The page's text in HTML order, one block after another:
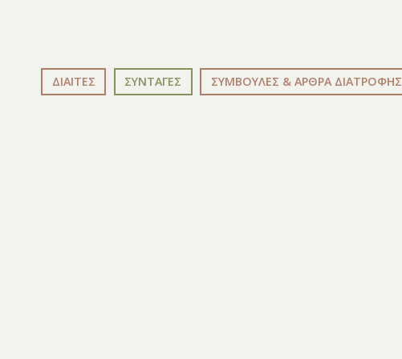
ΔΙΑΙΤΕΣ ΣΥΝΤΑΓΕΣ ΣΥΜΒΟΥΛΕΣ & ΑΡΘΡΑ ΔΙΑΤΡΟΦΗΣ